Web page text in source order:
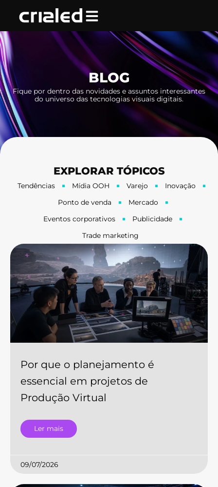
conteúdo
BLOG
Fique por dentro das novidades e assuntos interessantes
do universo das tecnologias visuais digitais.
EXPLORAR TÓPICOS
Tendências Mídia OOH Varejo
Inovação
Ponto de venda
Mercado
Eventos corporativos
Publicidade
Trade marketing
Por que o planejamento é
essencial em projetos de
Produção Virtual
Ler mais
09/07/2026
PáginaPáginaPágina Página